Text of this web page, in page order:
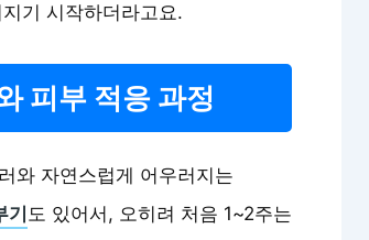
기 시작하더라고요.
피부 적응 과정
와 자연스럽게 어우러지는
도 있어서, 오히려 처음 1~2주는